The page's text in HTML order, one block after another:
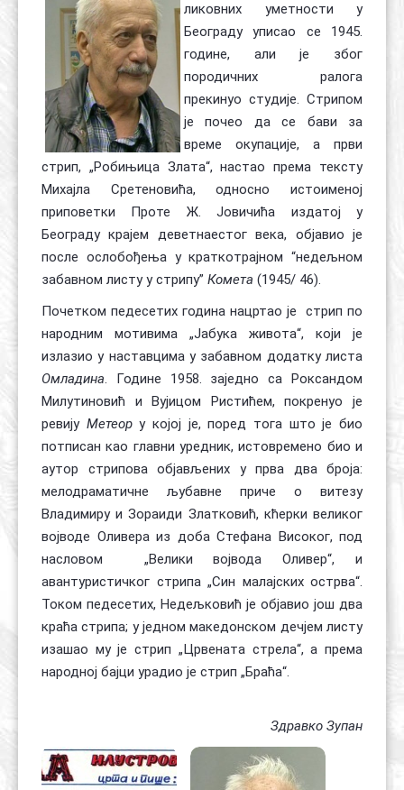
ликовних уметности у
Београду уписао се 1945.
године, али је због
породичних ралога
прекинуо студије. Стрипом
је почео да се бави за
време окупације, а први
стрип, „Робињица Злата“, настао према тексту
Михајла Сретеновића, односно истоименој
приповетки Проте Ж. Јовичића издатој у
Београду крајем деветнаестог века, објавио је
после ослобођења у краткотрајном “недељном
забавном листу у стрипу” Комета (1945/ 46).
Почетком педесетих година нацртао је стрип по
народним мотивима „Јабука живота“, који је
излазио у наставцима у забавном додатку листа
Омладина. Године 1958. заједно са Роксандом
Милутиновић и Вујицом Ристићем, покренуо је
ревију Метеору којој је, поред тога што је био
потписан као главни уредник, истовремено био и
аутор стрипова објављених у прва два броја:
мелодраматичне љубавне приче о витезу
Владимиру и Зораиди Златковић, кћерки великог
војводе Оливера из доба Стефана Високог, под
насловом „Велики војвода Оливер“, и
авантуристичког стрипа „Син малајских острва“.
Током педесетих, Недељковић је објавио још два
краћа стрипа; у једном македонском дечјем листу
изашао му је стрип „Црвената стрела“, а према
народној бајци урадио је стрип „Браћа“.
Здравко Зупан